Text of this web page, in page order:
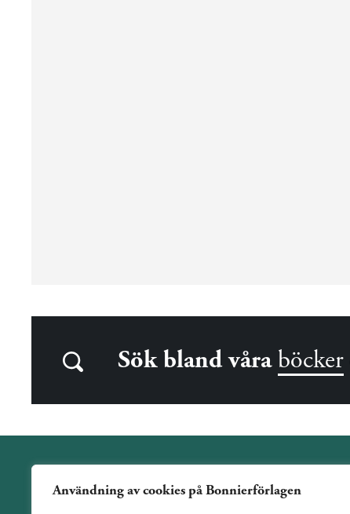
Användning av cookies på Bonnierförlagen
Sök bland våra böcker